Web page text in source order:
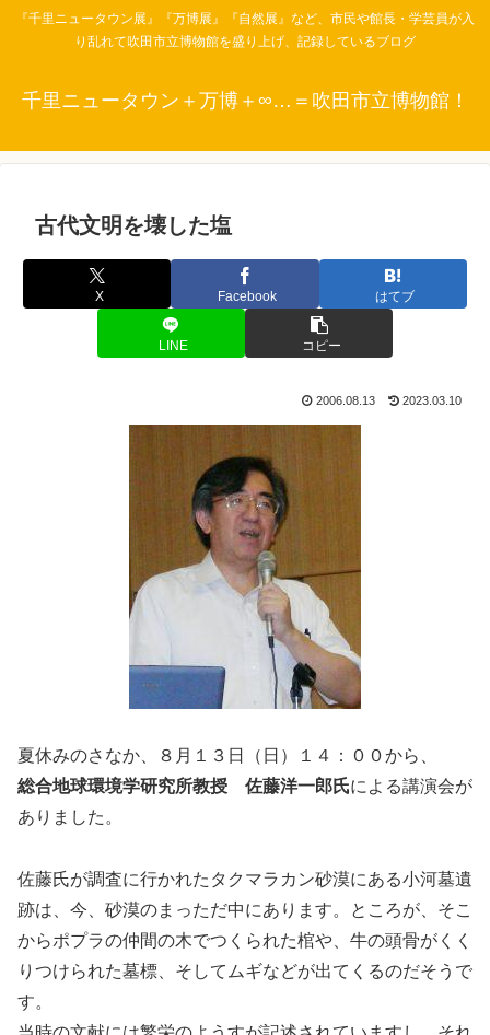
『千里ニュータウン展』『万博展』『自然展』など、市民や館長・学芸員が入
り乱れて吹田市立博物館を盛り上げ、記録しているブログ
千里ニュータウン＋万博＋∞…＝吹田市立博物館！
古代文明を壊した塩
X Facebook はてブ
LINE コピー
2006.08.13 2023.03.10
夏休みのさなか、８月１３日（日）１４：００から、
総合地球環境学研究所教授 佐藤洋一郎氏による講演会が
ありました。
佐藤氏が調査に行かれたタクマラカン砂漠にある小河墓遺
跡は、今、砂漠のまっただ中にあります。ところが、そこ
からポプラの仲間の木でつくられた棺や、牛の頭骨がくく
りつけられた墓標、そしてムギなどが出てくるのだそうで
す。